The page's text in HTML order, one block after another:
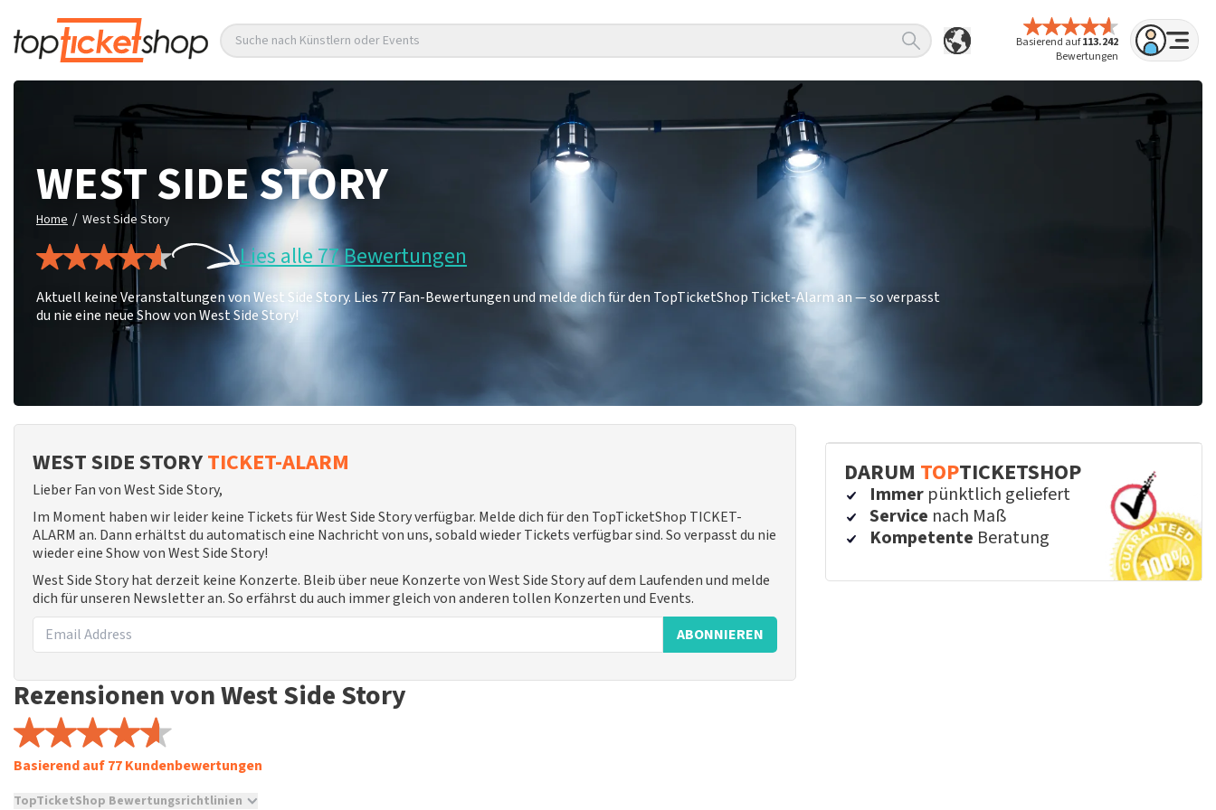
Basierend auf113.242
Bewertungen
Suche nach Künstlern oder Events
WEST SIDE STORY
Home / West Side Story
Lies alle 77 Bewertungen
Aktuell keine Veranstaltungen von West Side Story. Lies 77 Fan-Bewertungen und melde dich für den TopTicketShop Ticket-Alarm an — so verpasst
du nie eine neue Show von West Side Story!
WEST SIDE STORYTICKET-ALARM
Lieber Fan von West Side Story,
Im Moment haben wir leider keine Tickets für West Side Story verfügbar. Melde dich für den TopTicketShop TICKET-
ALARM an. Dann erhältst du automatisch eine Nachricht von uns, sobald wieder Tickets verfügbar sind. So verpasst du nie
wieder eine Show von West Side Story!
West Side Story hat derzeit keine Konzerte. Bleib über neue Konzerte von West Side Story auf dem Laufenden und melde
dich für unseren Newsletter an. So erfährst du auch immer gleich von anderen tollen Konzerten und Events.
ABONNIEREN
Rezensionen von West Side Story
Basierend auf 77 Kundenbewertungen
TopTicketShop Bewertungsrichtlinien
DARUM TOPTICKETSHOP
Immer pünktlich geliefert
Service nach Maß
Kompetente Beratung